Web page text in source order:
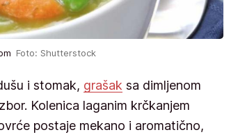
Foto: Shutterstock
i stomak, grašak sa dimljenom
Kolenica laganim krčkanjem
postaje mekano i aromatično,